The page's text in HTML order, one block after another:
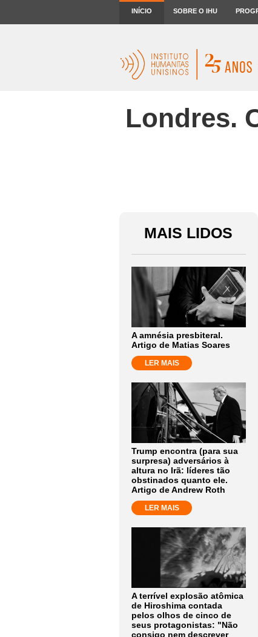
INÍCIO SOBRE O IHU
Londres.
MAIS LIDOS
A amnésia presbiteral.
Artigo de Matias Soares
LER MAIS
Trump encontra (para sua
surpresa) adversários à
altura no Irã: líderes tão
obstinados quanto ele.
Artigo de Andrew Roth
LER MAIS
A terrível explosão atômica
de Hiroshima contada
pelos olhos de cinco de
seus protagonistas: "Não
consigo nem descrever